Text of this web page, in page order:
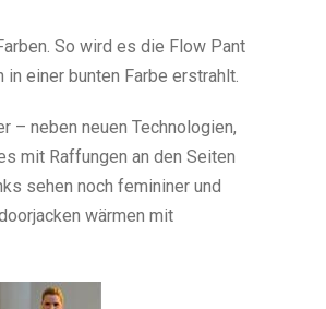
So wird es die Flow Pant
einer bunten Farbe erstrahlt.
– neben neuen Technologien,
mit Raffungen an den Seiten
sehen noch femininer und
wärmen mit